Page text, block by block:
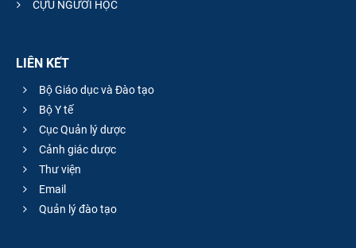
CỰU NGƯỜI HỌC
LIÊN KẾT
Bộ Giáo dục và Đào tạo
Bộ Y tế
Cục Quản lý dược
Cảnh giác dược
Thư viện
Email
Quản lý đào tạo